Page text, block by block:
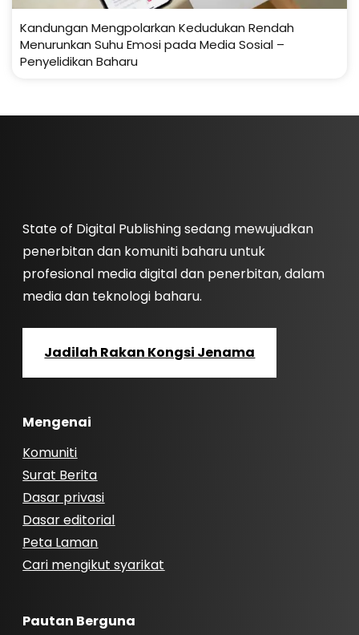
Kandungan Mengpolarkan Kedudukan Rendah
Menurunkan Suhu Emosi pada Media Sosial –
Penyelidikan Baharu
State of Digital Publishing sedang mewujudkan
penerbitan dan komuniti baharu untuk
profesional media digital dan penerbitan, dalam
media dan teknologi baharu.
Jadilah Rakan Kongsi Jenama
Mengenai
Komuniti
Surat Berita
Dasar privasi
Dasar editorial
Peta Laman
Cari mengikut syarikat
Pautan Berguna